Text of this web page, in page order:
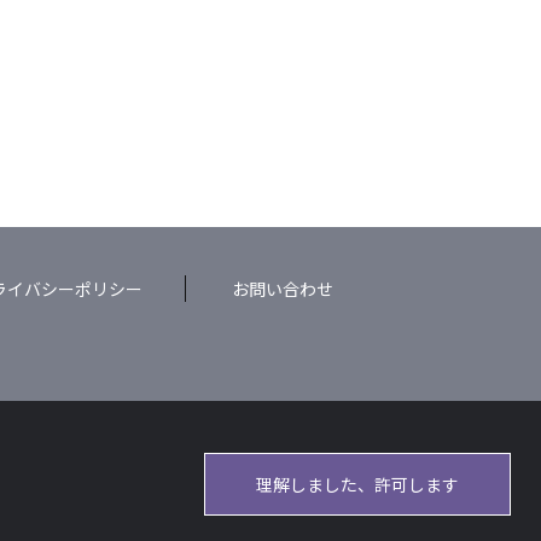
イバシーポリシー お問い合わせ
理解しました、許可します